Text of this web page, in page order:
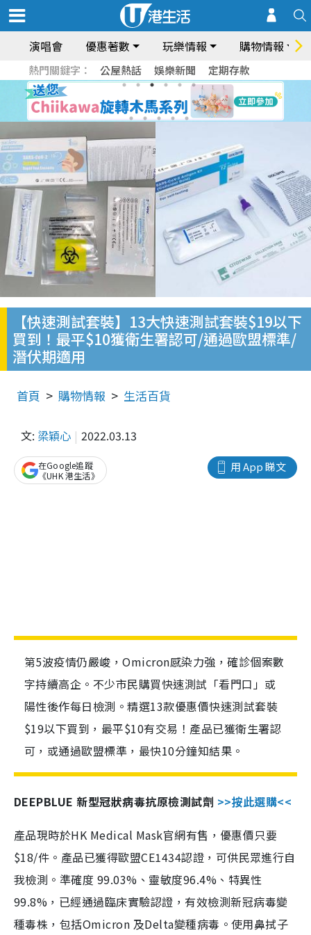
演唱會 優惠著數 玩樂情報 購物情報
熱門關鍵字： 公屋熱話 娛樂新聞 定期存款
【快速測試套裝】13大快速測試套裝$19以下
買到！最平$10獲衛生署認可/通過歐盟標準/
潛伏期適用
首頁 購物情報 生活百貨
文: 梁穎心 2022.03.13
用 App 睇文
在Google追蹤
《UHK 港生活》
第5波疫情仍嚴峻，Omicron感染力強，確診個案數
字持續高企。不少市民購買快速測試「看門口」或
陽性後作每日檢測。精選13款優惠價快速測試套裝
$19以下買到，最平$10有交易！產品已獲衛生署認
可，或通過歐盟標準，最快10分鐘知結果。
DEEPBLUE 新型冠狀病毒抗原檢測試劑 >>按此選購<<
產品現時於HK Medical Mask官網有售，優惠價只要
$18/件。產品已獲得歐盟CE1434認證，可供民眾進行自
我檢測。準確度 99.03%、靈敏度96.4%、特異性
99.8%，已經通過臨床實驗認證，有效檢測新冠病毒變
種毒株，包括Omicron 及Delta變種病毒。使用鼻拭子